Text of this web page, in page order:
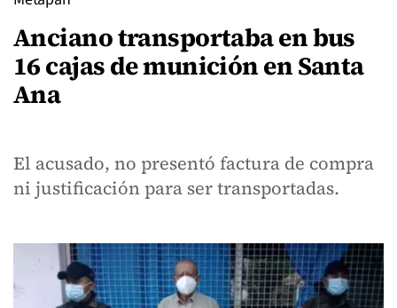
Anciano transportaba en bus
16 cajas de munición en Santa
Ana
El acusado, no presentó factura de compra
ni justificación para ser transportadas.